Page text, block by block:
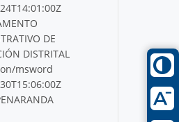
DE
DISTRITAL
msword